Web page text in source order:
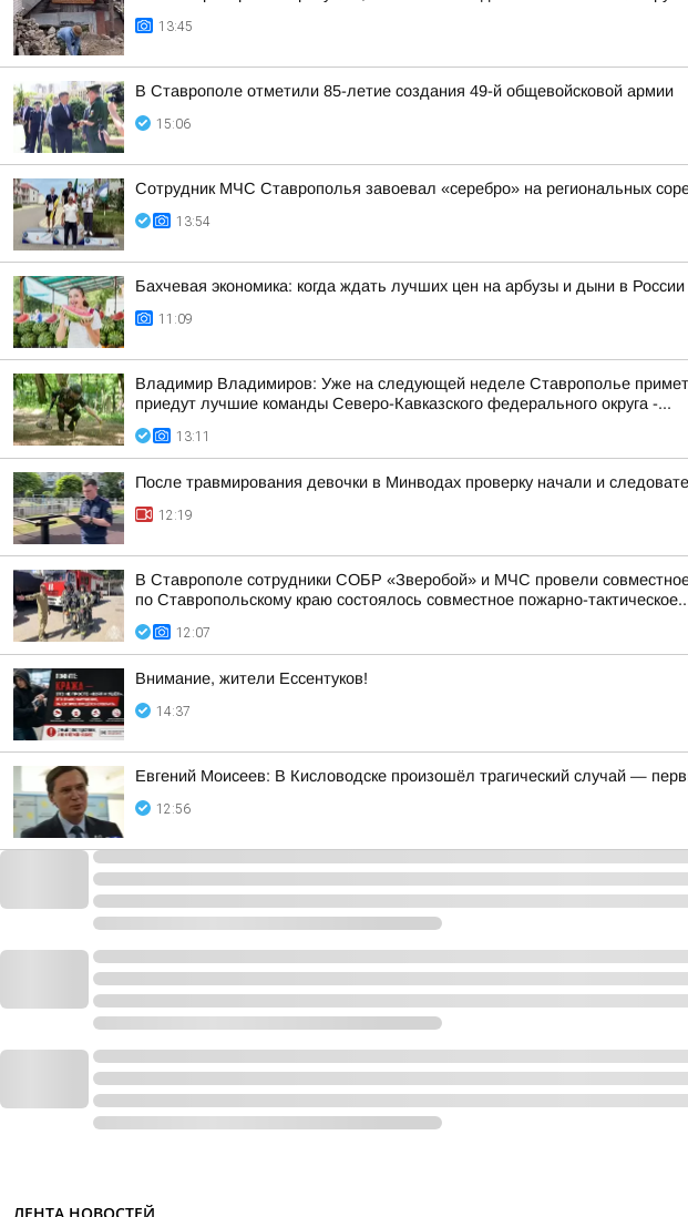
13:45
В Ставрополе отметили 85-летие создания 49-й общевойсковой армии
15:06
Сотрудник МЧС Ставрополья завоевал «серебро» на региональных
13:54
Бахчевая экономика: когда ждать лучших цен на арбузы и дыни в России
11:09
Владимир Владимиров: Уже на следующей неделе Ставрополье примет
приедут лучшие команды Северо-Кавказского федерального округа -...
13:11
После травмирования девочки в Минводах проверку начали и
12:19
В Ставрополе сотрудники СОБР «Зверобой» и МЧС провели
по Ставропольскому краю состоялось совместное пожарно-
12:07
Внимание, жители Ессентуков!
14:37
Евгений Моисеев: В Кисловодске произошёл трагический случай —
12:56